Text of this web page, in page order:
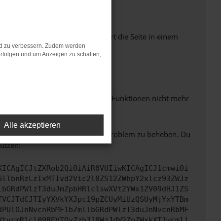
Seiten verhindern. Funktioniert die Seite in einem
dazu führen, dass bestimmte Funktionen nicht mehr
Wir werden versuchen, das Problem zu beheben. Du
zu verbessern. Zudem werden
und um Anzeigen zu schalten,
Alle akzeptieren